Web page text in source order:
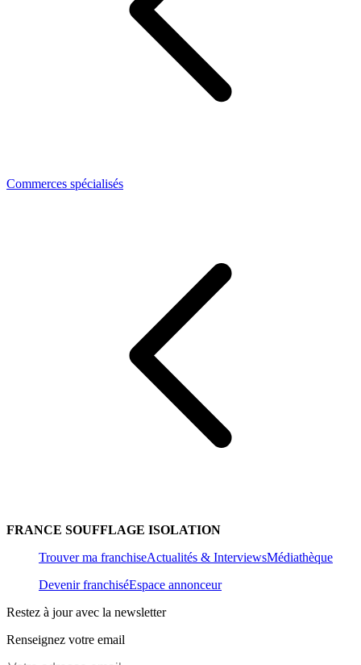
Commerces spécialisés
FRANCE SOUFFLAGE ISOLATION
Trouver ma franchiseActualités & InterviewsMédiathèque
Devenir franchiséEspace annonceur
Restez à jour avec la newsletter
Renseignez votre email